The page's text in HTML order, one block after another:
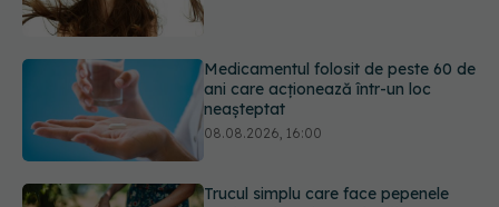
Trucul simplu care face pepenele
verde mult mai ușor de tăiat
08.08.2026, 15:32
Diagnosticele de autism la fete au